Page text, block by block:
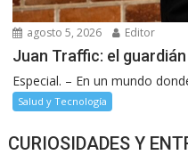
agosto 5, 2026 Editor
Juan Traffic: el
Especial. – En un mundo
Salud y Tecnología
CURIOSIDADES Y